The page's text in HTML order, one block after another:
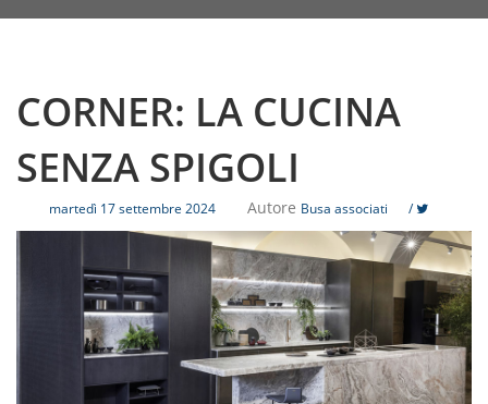
CORNER: LA CUCINA
SENZA SPIGOLI
martedì 17 settembre 2024 Autore Busa associati /